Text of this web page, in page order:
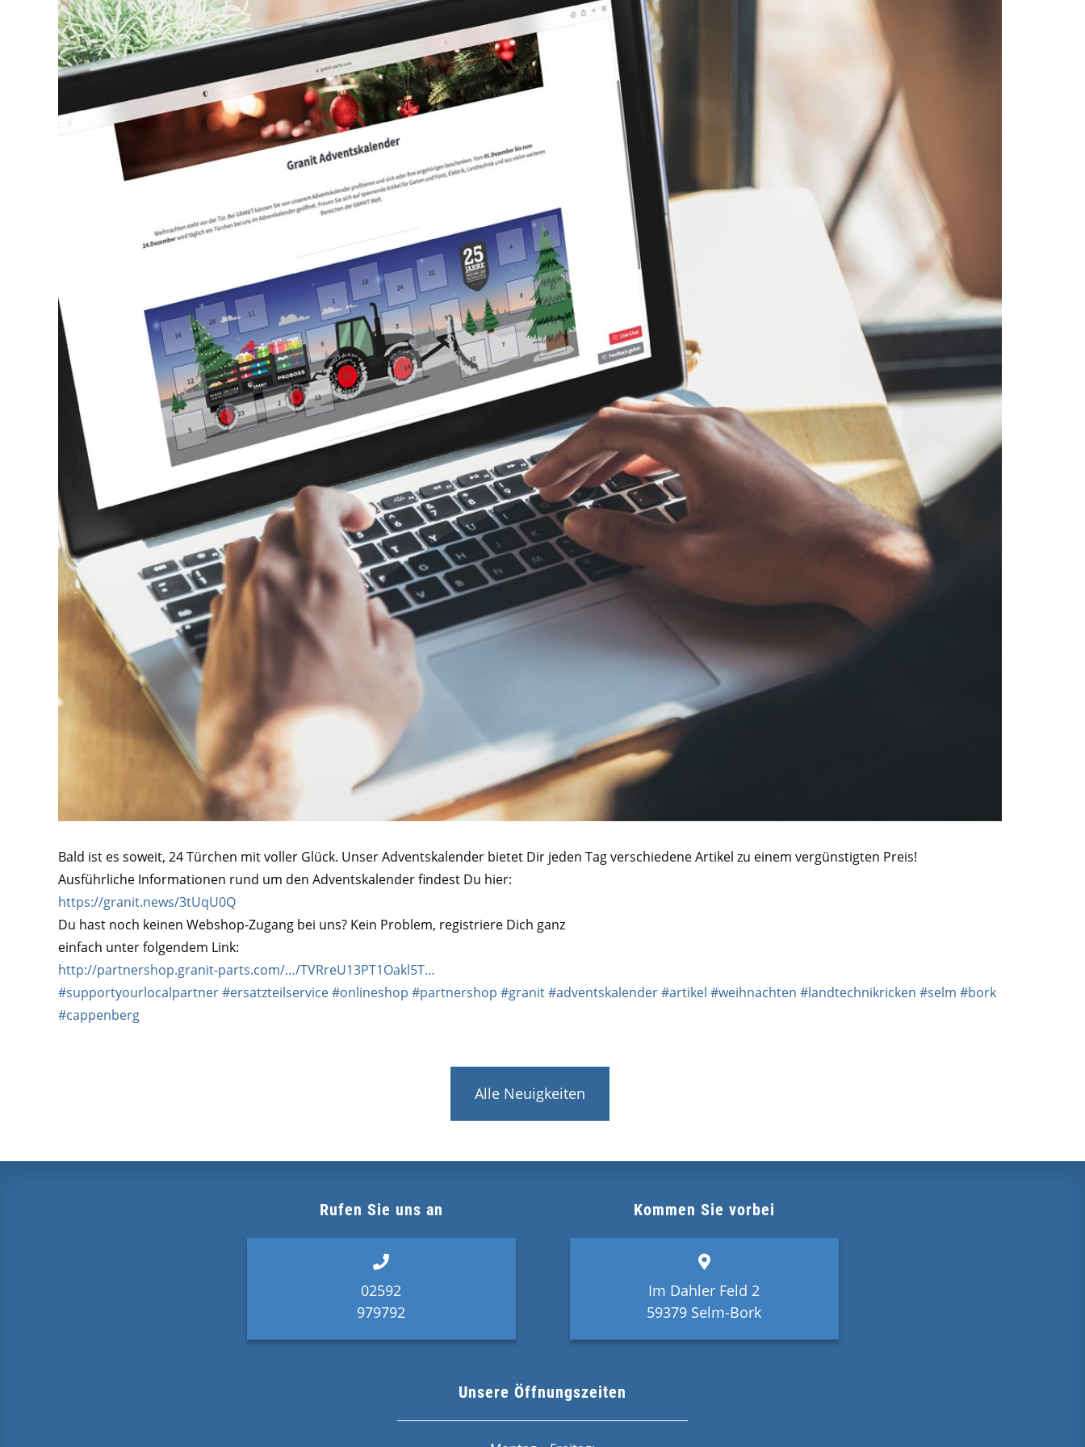
Bald ist es soweit, 24 Türchen mit voller Glück. Unser Adventskalender bietet Dir jeden Tag verschiedene Artikel zu einem vergünstigten Preis!
Ausführliche Informationen rund um den Adventskalender findest Du hier:
https://granit.news/3tUqU0Q
Du hast noch keinen Webshop-Zugang bei uns? Kein Problem, registriere Dich ganz
einfach unter folgendem Link:
http://partnershop.granit-parts.com/…/TVRreU13PT1Oakl5T…
#supportyourlocalpartner#ersatzteilservice#onlineshop #partnershop #granit#adventskalender#artikel #weihnachten #landtechnikricken #selm #bork
#cappenberg
Alle Neuigkeiten
Rufen Sie uns an
02592
979792
Kommen Sie vorbei
Im Dahler Feld 2
59379 Selm-Bork
Unsere Öffnungszeiten